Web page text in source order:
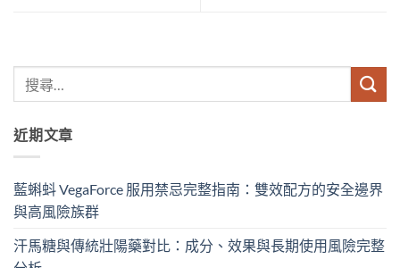
近期文章
藍蝌蚪 VegaForce 服用禁忌完整指南：雙效配方的安全邊界
與高風險族群
汗馬糖與傳統壯陽藥對比：成分、效果與長期使用風險完整